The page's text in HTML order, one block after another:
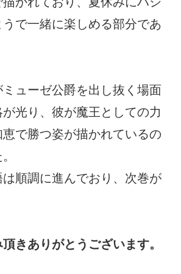
で一緒に楽しめる部分であ
ミューゼ公爵を出し抜く場面
光り、彼が魔王としての力
で勝つ姿が描かれているの
順調に進んでおり、次巻が
きありがとうございます。